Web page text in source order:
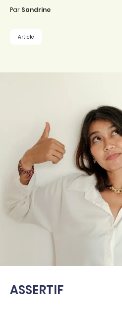
Par Sandrine
Article
ASSERTIF